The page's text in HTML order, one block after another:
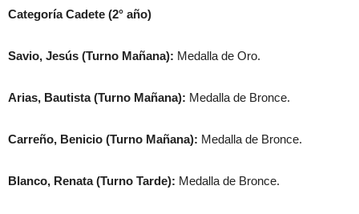
Categoría Cadete (2° año)
Savio, Jesús (Turno Mañana): Medalla de Oro.
Arias, Bautista (Turno Mañana): Medalla de Bronce.
Carreño, Benicio (Turno Mañana): Medalla de Bronce.
Blanco, Renata (Turno Tarde): Medalla de Bronce.